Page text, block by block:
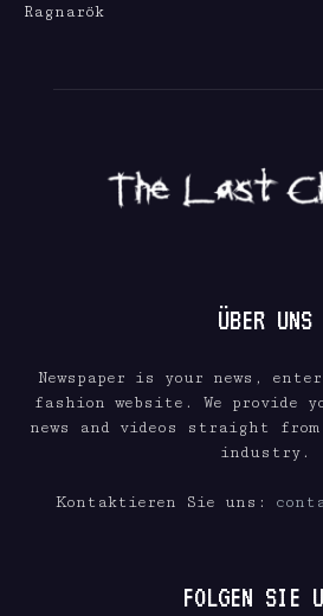
Ragnarök
ÜBER UNS
Newspaper is your news,
fashion website. We provide
news and videos straight
industry.
Kontaktieren Sie uns:
FOLGEN SIE